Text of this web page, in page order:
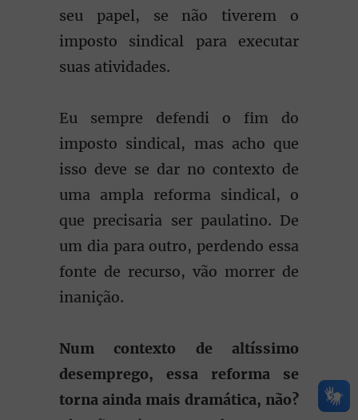
seu papel, se não tiverem o
imposto sindical para executar
suas atividades.
Eu sempre defendi o fim do
imposto sindical, mas acho que
isso deve se dar no contexto de
uma ampla reforma sindical, o
que precisaria ser paulatino. De
um dia para outro, perdendo essa
fonte de recurso, vão morrer de
inanição.
Num contexto de altíssimo
desemprego, essa reforma se
torna ainda mais dramática, não?